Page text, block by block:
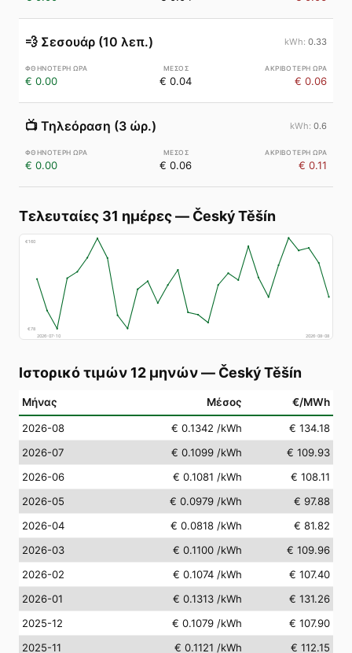
💨 Σεσουάρ (10 λεπ.) 0.33
€ 0.00 € 0.04 € 0.06
📺 Τηλεόραση (3 ώρ.) 0.6
€ 0.00 € 0.06 € 0.11
Τελευταίες 31 ημέρες— Český Těšín
€160
€78
2026-07-10
2026-08-08
Ιστορικό τιμών 12 μηνών— Český Těšín
Μήνας Μέσος €/MWh
2026-08 € 0.1342 /kWh
€ 134.18
2026-07
€ 0.1099 /kWh
€ 109.93
2026-06
€ 0.1081 /kWh
€ 108.11
2026-05
€ 0.0979 /kWh
€ 97.88
2026-04
€ 0.0818 /kWh
€ 81.82
2026-03
€ 0.1100 /kWh
€ 109.96
2026-02
€ 0.1074 /kWh
€ 107.40
2026-01
€ 0.1313 /kWh
€ 131.26
2025-12
€ 0.1079 /kWh
€ 107.90
2025-11
€ 0.1121 /kWh
€ 112.15